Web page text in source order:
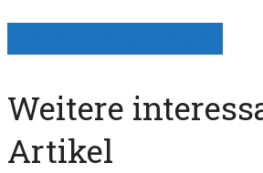
Weitere
Artikel